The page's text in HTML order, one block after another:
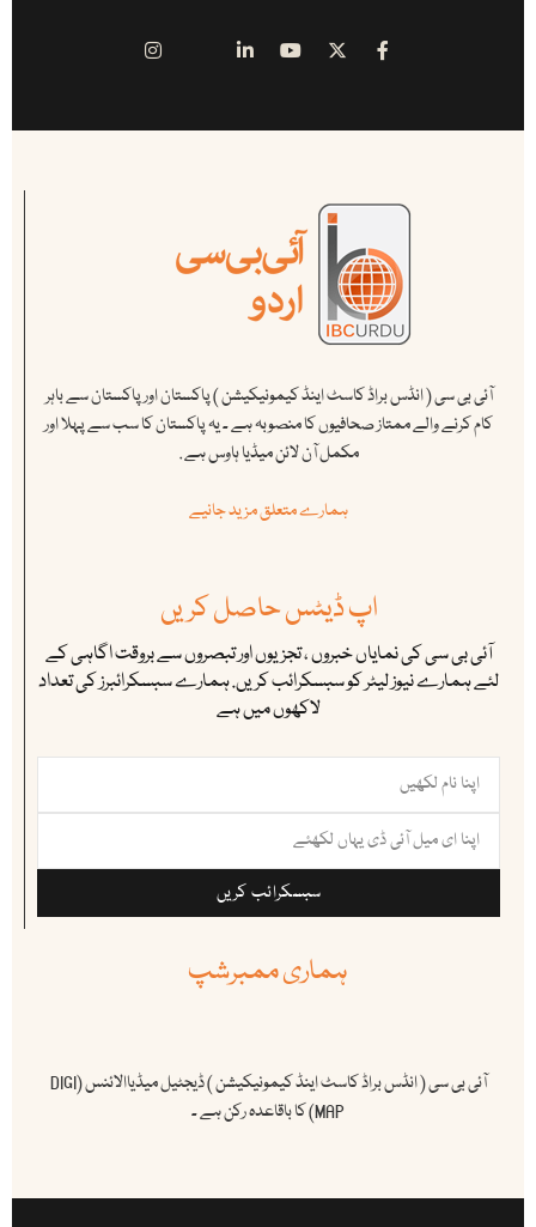
آئی بی سی ( انڈس براڈ کاسٹ اینڈ کیمونیکیشن ) پاکستان اور پاکستان سے باہر
کام کرنے والے ممتاز صحافیوں کا منصوبہ ہے ۔ یہ پاکستان کا سب سے پہلا اور
مکمل آن لائن میڈیا ہاوس ہے .
ہمارے متعلق مزید جانیے
اپ ڈیٹس حاصل کریں
آئی بی سی کی نمایاں خبروں ، تجزیوں اور تبصروں سے بروقت اگاہی کے
لئے ہمارے نیوز لیٹر کو سبسکرائب کریں. ہمارے سبسکرائبرز کی تعداد
لاکھوں میں ہے
سبسکرائب کریں
ہماری ممبرشپ
آئی بی سی ( انڈس براڈ کاسٹ اینڈ کیمونیکیشن ) ڈیجٹیل میڈیاالائنس (DIGI
MAP) کا باقاعدہ رکن ہے ۔